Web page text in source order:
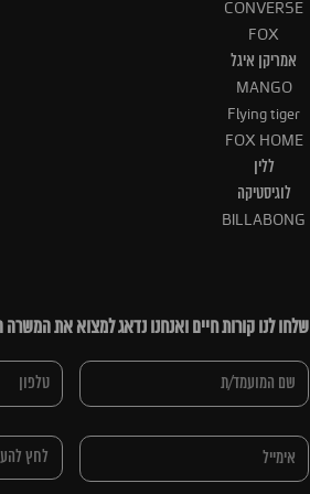
CONVERSE
FOX
אמריקן איגל
MANGO
Flying tiger
FOX HOME
ללין
לוגיסטיקה
BILLABONG
שלחו לנו קורות חיים ואנחנו נדאג למצוא את
לחץ